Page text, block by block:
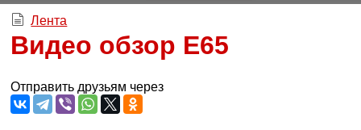
Лента
Видео обзор Е65
Отправить друзьям через